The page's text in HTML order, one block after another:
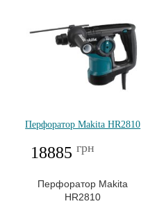
Перфоратор Makita HR2810
18885грн
Перфоратор Makita
HR2810